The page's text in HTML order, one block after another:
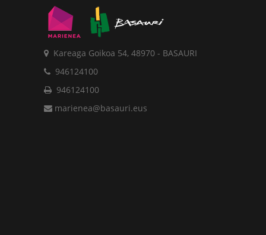
Kareaga Goikoa 54, 48970 - BASAURI
946124100
946124100
marienea@basauri.eus